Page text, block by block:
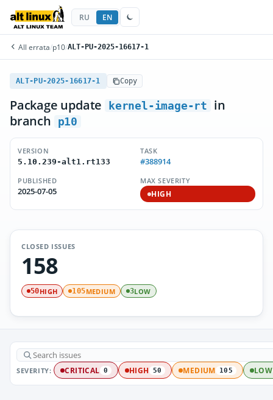
RU EN
All errata/p10/ALT-PU-2025-16617-1
ALT-PU-2025-16617-1 Copy
Package update kernel-image-rt
in
branch
p10
VERSION
5.10.239-alt1.rt133
TASK
#388914
PUBLISHED
2025-07-05
MAX SEVERITY
HIGH
CLOSED ISSUES
158
50HIGH 105MEDIUM 3LOW
SEVERITY: CRITICAL 0 HIGH 50 MEDIUM 105 LOW